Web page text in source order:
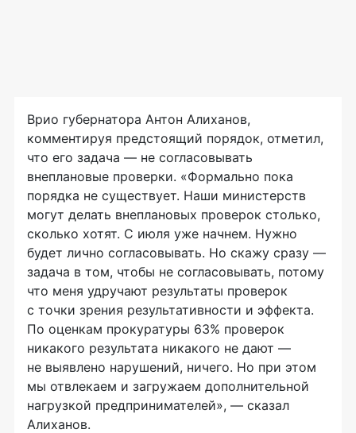
Врио губернатора Антон Алиханов,
комментируя предстоящий порядок, отметил,
что его задача — не согласовывать
внеплановые проверки. «Формально пока
порядка не существует. Наши министерств
могут делать внеплановых проверок столько,
сколько хотят. С июля уже начнем. Нужно
будет лично согласовывать. Но скажу сразу —
задача в том, чтобы не согласовывать, потому
что меня удручают результаты проверок
с точки зрения результативности и эффекта.
По оценкам прокуратуры 63% проверок
никакого результата никакого не дают —
не выявлено нарушений, ничего. Но при этом
мы отвлекаем и загружаем дополнительной
нагрузкой предпринимателей», — сказал
Алиханов.